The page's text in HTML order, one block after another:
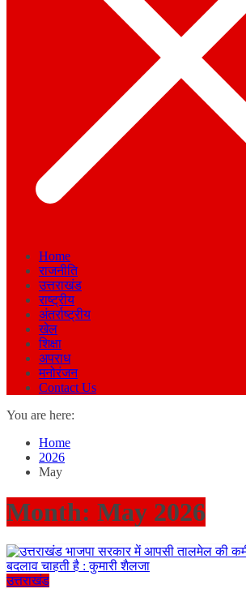
Home
राजनीति
उत्तराखंड
राष्ट्रीय
अंतर्राष्ट्रीय
खेल
शिक्षा
अपराध
मनोरंजन
Contact Us
You are here:
Home
2026
May
Month: May 2026
उत्तराखंड